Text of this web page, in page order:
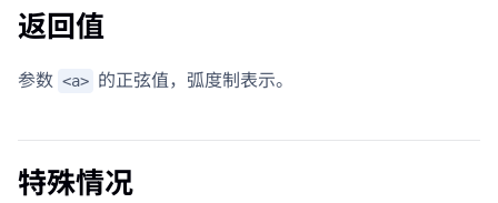
返回值
参数 <a> 的正弦值，弧度制表示。
特殊情况